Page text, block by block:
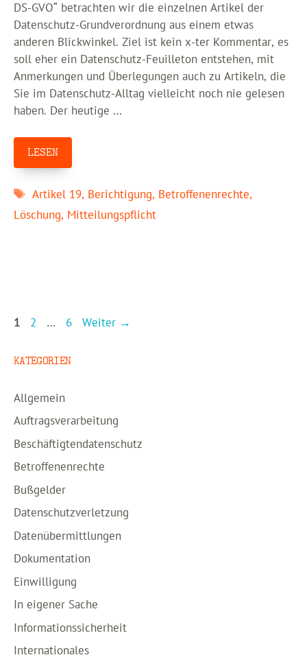
DS-GVO“ betrachten wir die einzelnen Artikel der
Datenschutz-Grundverordnung aus einem etwas
anderen Blickwinkel. Ziel ist kein x-ter Kommentar, es
soll eher ein Datenschutz-Feuilleton entstehen, mit
Anmerkungen und Überlegungen auch zu Artikeln, die
Sie im Datenschutz-Alltag vielleicht noch nie gelesen
haben. Der heutige …
LESEN
Schlagwörter
Artikel 19, Berichtigung, Betroffenenrechte,
Löschung, Mitteilungspflicht
Seite
1 Seite
2 … Seite
6 Weiter →
KATEGORIEN
Allgemein
Auftragsverarbeitung
Beschäftigtendatenschutz
Betroffenenrechte
Bußgelder
Datenschutzverletzung
Datenübermittlungen
Dokumentation
Einwilligung
In eigener Sache
Informationssicherheit
Internationales